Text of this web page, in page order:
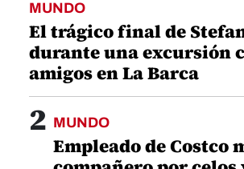
MUNDO
El trágico final de
durante una excursión
amigos en La Barca
2 MUNDO
Empleado de Costco